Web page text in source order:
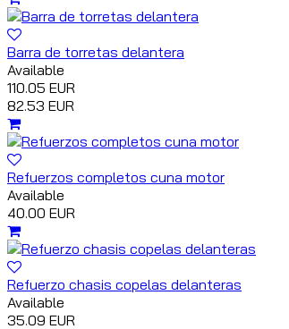
Barra de torretas delantera
Available
110.05 EUR
82.53 EUR
Refuerzos completos cuna motor
Available
40.00 EUR
Refuerzo chasis copelas delanteras
Available
35.09 EUR